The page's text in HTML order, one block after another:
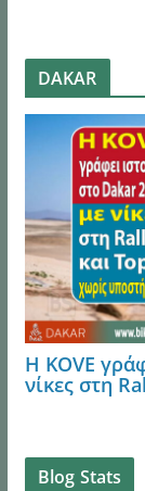
DAKAR
Η KOVE
νίκες στη
Blog Stats